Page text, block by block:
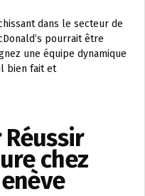
dans le secteur de
pourrait être
une équipe dynamique
bien fait et
chez